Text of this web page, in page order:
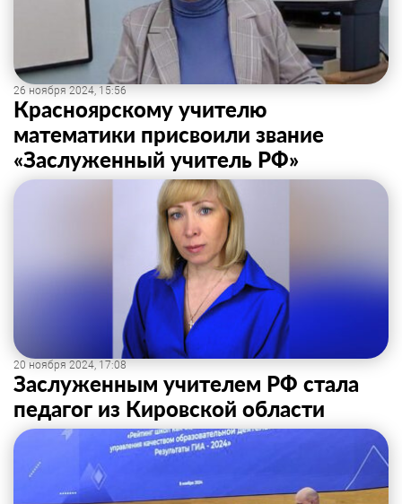
26 ноября 2024, 15:56
Красноярскому учителю
математики присвоили звание
«Заслуженный учитель РФ»
20 ноября 2024, 17:08
Заслуженным учителем РФ стала
педагог из Кировской области